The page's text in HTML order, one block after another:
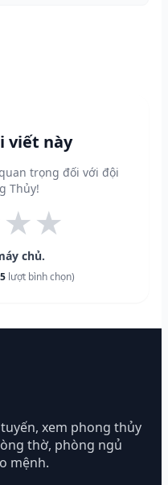
viết này
trọng đối với đội
Thủy!
★★
chủ.
5lượt bình chọn)
xem phong thủy
thờ, phòng ngủ
mệnh.